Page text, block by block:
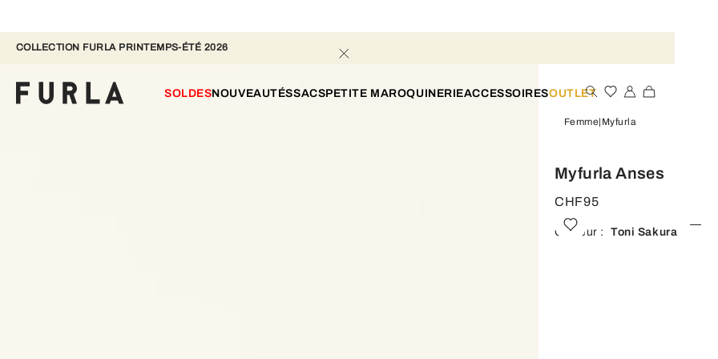
COLLECTION FURLA PRINTEMPS-ÉTÉ 2026
SOLDESNOUVEAUTÉSSACSPETITE MAROQUINERIEACCESSOIRESOUTLET
Femme Myfurla
Myfurla Anses
CHF95
Couleur : Toni Sakura